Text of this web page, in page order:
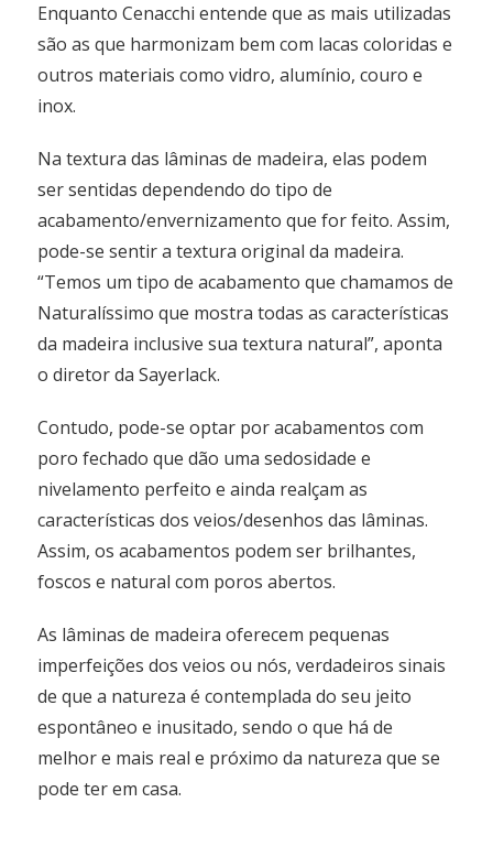
Enquanto Cenacchi entende que as mais utilizadas
são as que harmonizam bem com lacas coloridas e
outros materiais como vidro, alumínio, couro e
inox.
Na textura das lâminas de madeira, elas podem
ser sentidas dependendo do tipo de
acabamento/envernizamento que for feito. Assim,
pode-se sentir a textura original da madeira.
“Temos um tipo de acabamento que chamamos de
Naturalíssimo que mostra todas as características
da madeira inclusive sua textura natural”, aponta
o diretor da Sayerlack.
Contudo, pode-se optar por acabamentos com
poro fechado que dão uma sedosidade e
nivelamento perfeito e ainda realçam as
características dos veios/desenhos das lâminas.
Assim, os acabamentos podem ser brilhantes,
foscos e natural com poros abertos.
As lâminas de madeira oferecem pequenas
imperfeições dos veios ou nós, verdadeiros sinais
de que a natureza é contemplada do seu jeito
espontâneo e inusitado, sendo o que há de
melhor e mais real e próximo da natureza que se
pode ter em casa.